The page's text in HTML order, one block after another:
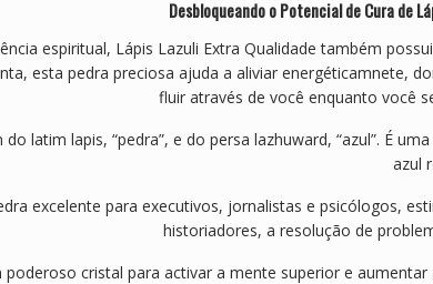
Desbloqueando o Potencial de Cura de
espiritual, Lápis Lazuli Extra Qualidade também
esta pedra preciosa ajuda a aliviar energéticamnete,
fluir através de você enquanto você
latim lapis, “pedra”, e do persa lazhuward, “azul”. É
azul
excelente para executivos, jornalistas e psicólogos,
historiadores, a resolução de
poderoso cristal para activar a mente superior e